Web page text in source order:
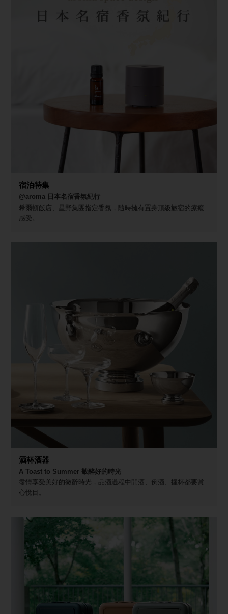
宿泊特集
@aroma 日本名宿香氛紀行
希爾頓飯店、星野集團指定香氛，隨時擁有置身頂級旅宿的療癒
感受。
酒杯酒器
A Toast to Summer 敬醉好的時光
盡情享受美好的微醉時光，品酒過程中開酒、倒酒、握杯都要賞
心悅目。